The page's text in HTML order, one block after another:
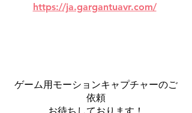
https://ja.gargantuavr.com/
ゲーム用モーションキャプチャーのご
依頼
お待ちしております！